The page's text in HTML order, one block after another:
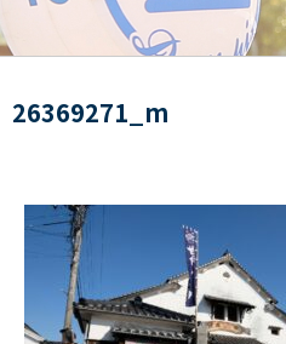
26369271_m